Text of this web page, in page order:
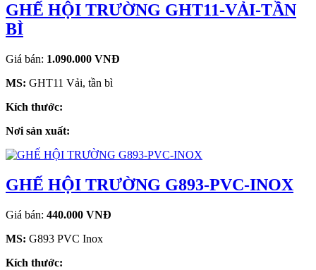
GHẾ HỘI TRƯỜNG GHT11-VẢI-TẦN
BÌ
Giá bán: 1.090.000 VNĐ
MS: GHT11 Vải, tần bì
Kích thước:
Nơi sản xuất:
GHẾ HỘI TRƯỜNG G893-PVC-INOX
Giá bán: 440.000 VNĐ
MS: G893 PVC Inox
Kích thước: